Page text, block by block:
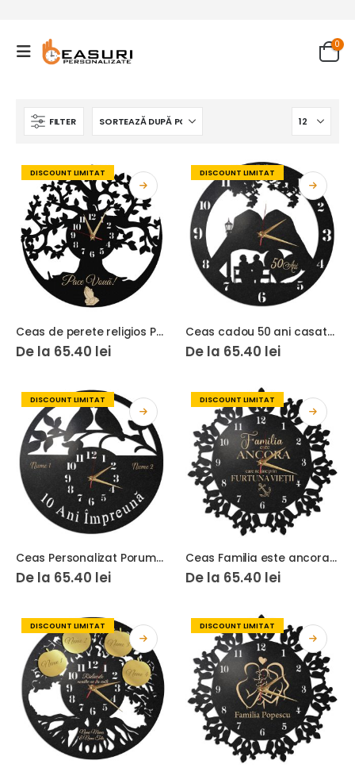
0
FILTER
DISCOUNT LIMITAT
Ceas de perete religios Pace Voua
De la 65.40 lei
DISCOUNT LIMITAT
Ceas cadou 50 ani casatorie felinar
De la 65.40 lei
DISCOUNT LIMITAT
Ceas Personalizat Porumbei 10 Ani impreuna
De la 65.40 lei
DISCOUNT LIMITAT
Ceas Familia este ancora care ne tine
De la 65.40 lei
DISCOUNT LIMITAT DISCOUNT LIMITAT